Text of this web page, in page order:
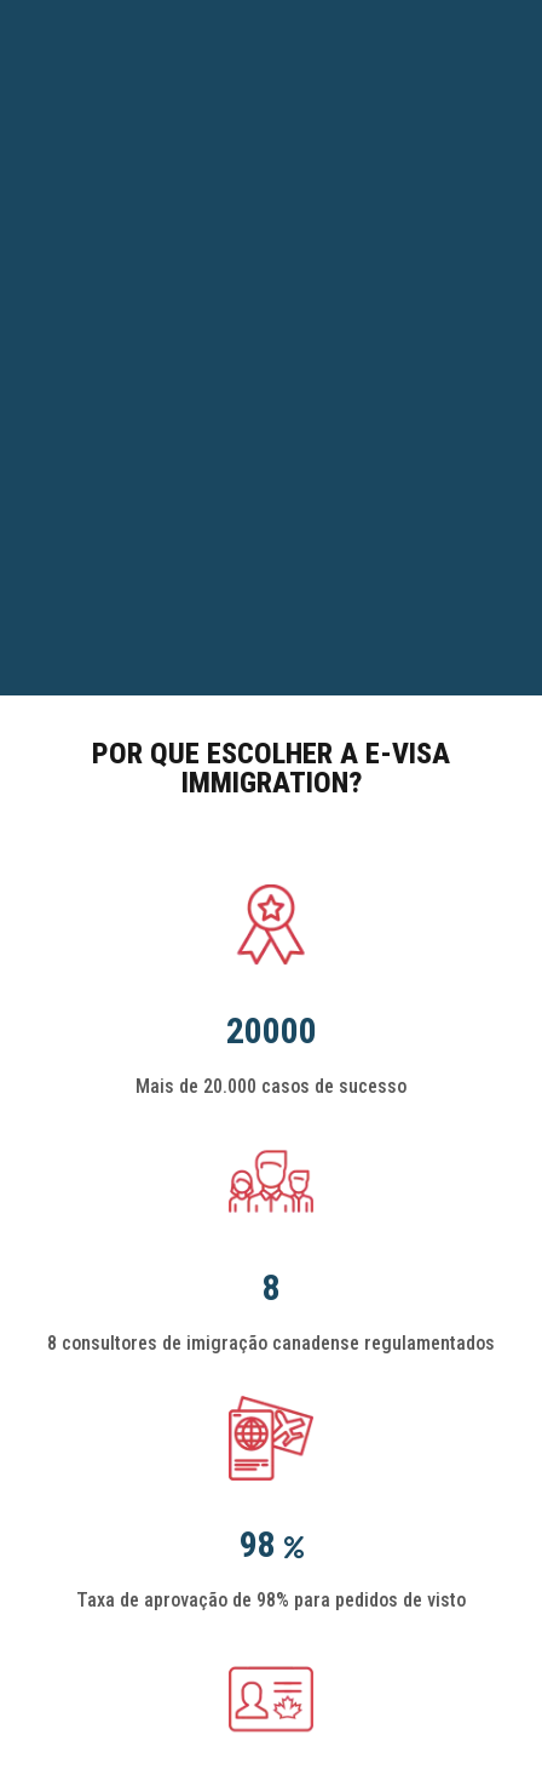
POR QUE ESCOLHER A E-VISA
IMMIGRATION?
20000
Mais de 20.000 casos de sucesso
8
8 consultores de imigração canadense regulamentados
98
Taxa de aprovação de 98% para pedidos de visto